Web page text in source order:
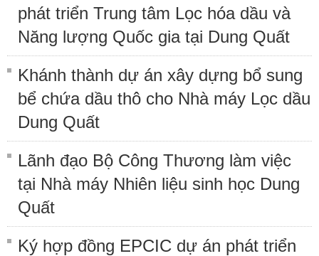
phát triển Trung tâm Lọc hóa dầu và
Năng lượng Quốc gia tại Dung Quất
Khánh thành dự án xây dựng bổ sung
bể chứa dầu thô cho Nhà máy Lọc dầu
Dung Quất
Lãnh đạo Bộ Công Thương làm việc
tại Nhà máy Nhiên liệu sinh học Dung
Quất
Ký hợp đồng EPCIC dự án phát triển